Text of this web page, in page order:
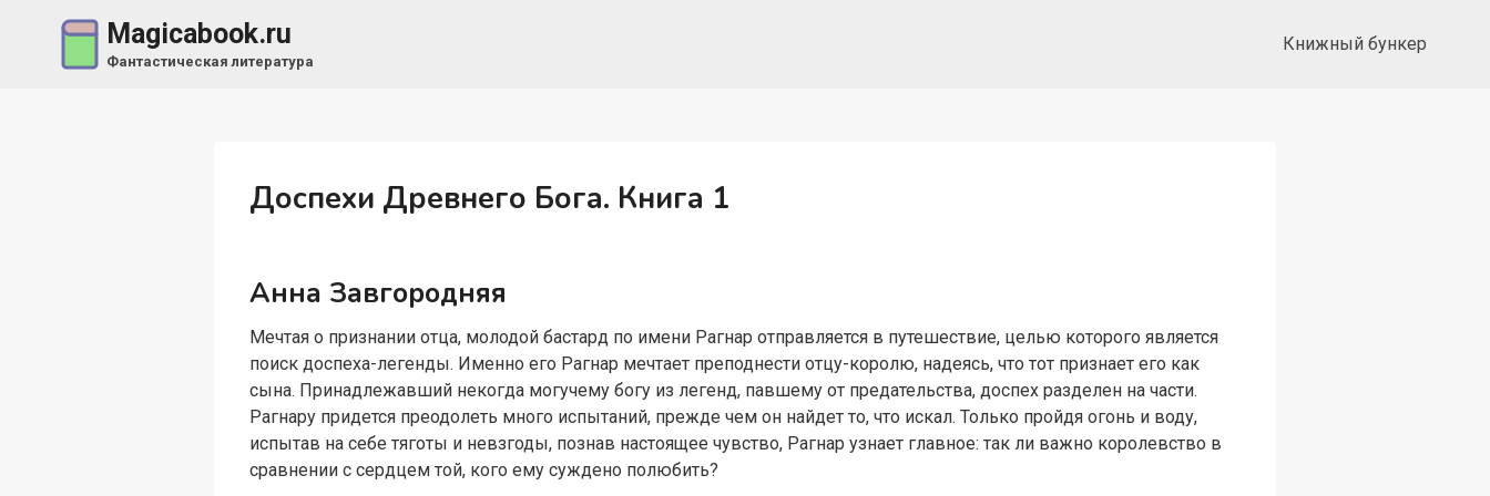
содержимому
Magicabook.ru
Фантастическая литература
Книжный бункер
Доспехи Древнего Бога. Книга 1
Анна Завгородняя
Мечтая о признании отца, молодой бастард по имени Рагнар отправляется в путешествие, целью которого является
поиск доспеха-легенды. Именно его Рагнар мечтает преподнести отцу-королю, надеясь, что тот признает его как
сына. Принадлежавший некогда могучему богу из легенд, павшему от предательства, доспех разделен на части.
Рагнару придется преодолеть много испытаний, прежде чем он найдет то, что искал. Только пройдя огонь и воду,
испытав на себе тяготы и невзгоды, познав настоящее чувство, Рагнар узнает главное: так ли важно королевство в
сравнении с сердцем той, кого ему суждено полюбить?